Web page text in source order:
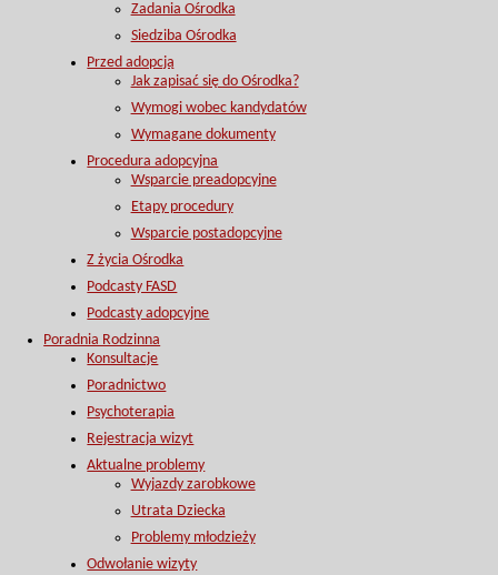
Zadania Ośrodka
Siedziba Ośrodka
Przed adopcją
Jak zapisać się do Ośrodka?
Wymogi wobec kandydatów
Wymagane dokumenty
Procedura adopcyjna
Wsparcie preadopcyjne
Etapy procedury
Wsparcie postadopcyjne
Z życia Ośrodka
Podcasty FASD
Podcasty adopcyjne
Poradnia Rodzinna
Konsultacje
Poradnictwo
Psychoterapia
Rejestracja wizyt
Aktualne problemy
Wyjazdy zarobkowe
Utrata Dziecka
Problemy młodzieży
Odwołanie wizyty